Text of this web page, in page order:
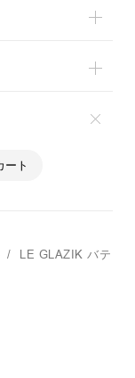
ート
/ LE GLAZIK バテ